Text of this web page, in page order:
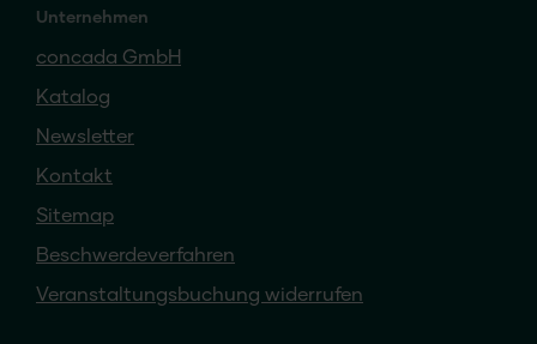
Unternehmen
concada GmbH
Katalog
Newsletter
Kontakt
Sitemap
Beschwerdeverfahren
Veranstaltungsbuchung widerrufen